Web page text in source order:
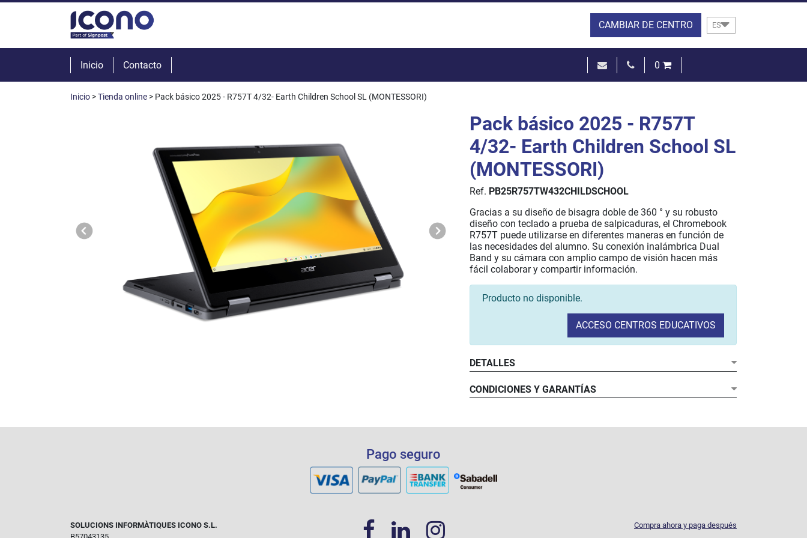
CAMBIAR DE CENTRO ES
Inicio Contacto
0
Inicio >Tienda online > Pack básico 2025 - R757T 4/32- Earth Children School SL (MONTESSORI)
Pack básico 2025 - R757T
4/32- Earth Children School SL
(MONTESSORI)
Ref. PB25R757TW432CHILDSCHOOL
Gracias a su diseño de bisagra doble de 360 ° y su robusto
diseño con teclado a prueba de salpicaduras, el Chromebook
R757T puede utilizarse en diferentes maneras en función de
las necesidades del alumno. Su conexión inalámbrica Dual
Band y su cámara con amplio campo de visión hacen más
fácil colaborar y compartir información.​
Producto no disponible.
ACCESO CENTROS EDUCATIVOS
DETALLES
CONDICIONES Y GARANTÍAS
Pago seguro
SOLUCIONS INFORMÀTIQUES ICONO S.L.
Compra ahora y paga después